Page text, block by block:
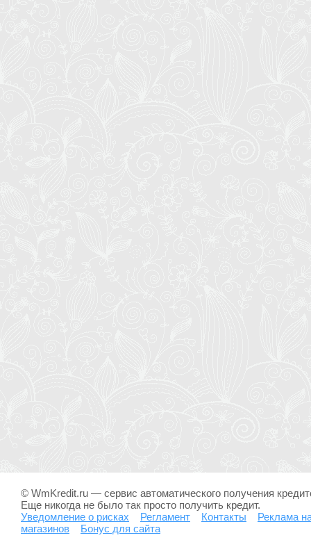
© WmKredit.ru — сервис автоматического получения
Еще никогда не было так просто получить кредит.
Уведомление о рисках
Регламент Контакты
Реклама
магазинов
Бонус для сайта